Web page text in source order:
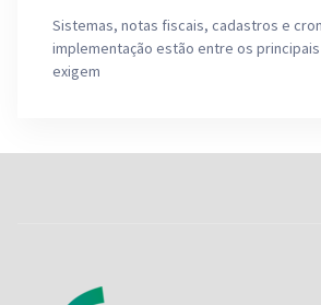
Sistemas, notas fiscais, cadastros e
implementação estão entre os
exigem